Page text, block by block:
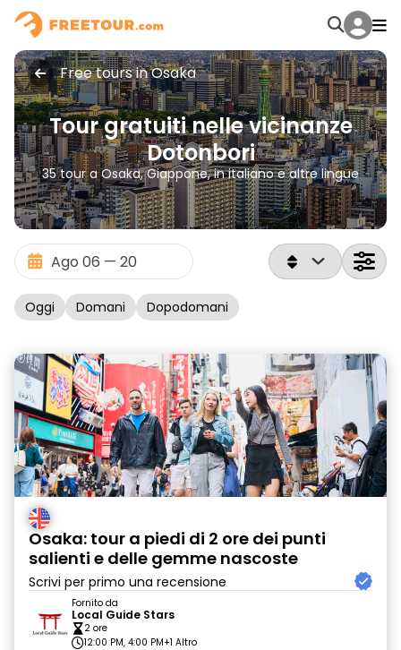
Free tours in Osaka
Tour gratuiti nelle vicinanze
Dotonbori
35 tour a Osaka, Giappone, in italiano e altre lingue
Oggi Domani Dopodomani
Osaka: tour a piedi di 2 ore dei punti
salienti e delle gemme nascoste
Scrivi per primo una recensione
Fornito da
Local Guide Stars
2 ore
12:00 PM, 4:00 PM+1 Altro